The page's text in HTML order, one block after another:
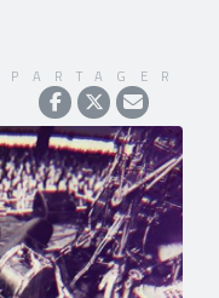
PARTAGER